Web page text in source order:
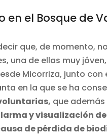
en el Bosque de
que, de momento,
una de ellas muy
Micorriza, junto
en la que se ha
que
y visualización
de pérdida de